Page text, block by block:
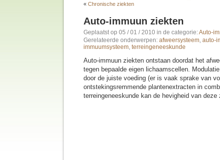
« Chronische ziekten
Auto-immuun ziekten
Geplaatst op 05 / 01 / 2010 in de categorie:Auto-
Gerelateerde onderwerpen: afweersysteem, auto-
immuumsysteem, terreingeneeskunde
Auto-immuun ziekten ontstaan doordat het
tegen bepaalde eigen lichaamscellen.
door de juiste voeding (er is vaak sprake van
ontstekingsremmende plantenextracten in
terreingeneeskunde kan de hevigheid van deze